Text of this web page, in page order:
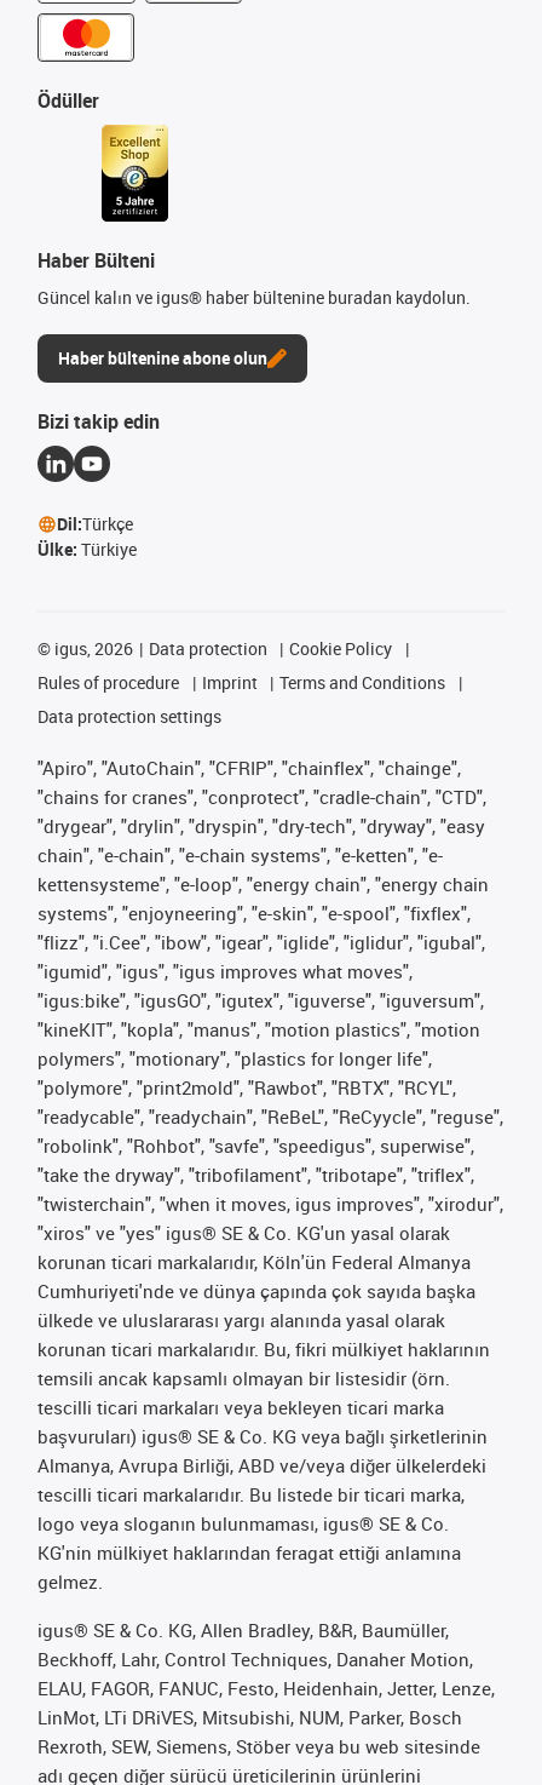
Ödüller
Haber Bülteni
Güncel kalın ve igus® haber bültenine buradan kaydolun.
Haber bültenine abone olun
Bizi takip edin
Dil:Türkçe
Ülke: Türkiye
© igus, 2026 Data protection
Cookie Policy
Rules of procedure
Imprint
Terms and Conditions
Data protection settings
"Apiro", "AutoChain", "CFRIP", "chainflex", "chainge",
"chains for cranes", "conprotect", "cradle-chain", "CTD",
"drygear", "drylin", "dryspin", "dry-tech", "dryway", "easy
chain", "e-chain", "e-chain systems", "e-ketten", "e-
kettensysteme", "e-loop", "energy chain", "energy chain
systems", "enjoyneering", "e-skin", "e-spool", "fixflex",
"flizz", "i.Cee", "ibow", "igear", "iglide", "iglidur", "igubal",
"igumid", "igus", "igus improves what moves",
"igus:bike", "igusGO", "igutex", "iguverse", "iguversum",
"kineKIT", "kopla", "manus", "motion plastics", "motion
polymers", "motionary", "plastics for longer life",
"polymore", "print2mold", "Rawbot", "RBTX", "RCYL",
"readycable", "readychain", "ReBeL", "ReCyycle", "reguse",
"robolink", "Rohbot", "savfe", "speedigus", superwise",
"take the dryway", "tribofilament", "tribotape", "triflex",
"twisterchain", "when it moves, igus improves", "xirodur",
"xiros" ve "yes" igus® SE & Co. KG'un yasal olarak
korunan ticari markalarıdır, Köln'ün Federal Almanya
Cumhuriyeti'nde ve dünya çapında çok sayıda başka
ülkede ve uluslararası yargı alanında yasal olarak
korunan ticari markalarıdır. Bu, fikri mülkiyet haklarının
temsili ancak kapsamlı olmayan bir listesidir (örn.
tescilli ticari markaları veya bekleyen ticari marka
başvuruları) igus® SE & Co. KG veya bağlı şirketlerinin
Almanya, Avrupa Birliği, ABD ve/veya diğer ülkelerdeki
tescilli ticari markalarıdır. Bu listede bir ticari marka,
logo veya sloganın bulunmaması, igus® SE & Co.
KG'nin mülkiyet haklarından feragat ettiği anlamına
gelmez.
igus® SE & Co. KG, Allen Bradley, B&R, Baumüller,
Beckhoff, Lahr, Control Techniques, Danaher Motion,
ELAU, FAGOR, FANUC, Festo, Heidenhain, Jetter, Lenze,
LinMot, LTi DRiVES, Mitsubishi, NUM, Parker, Bosch
Rexroth, SEW, Siemens, Stöber veya bu web sitesinde
adı geçen diğer sürücü üreticilerinin ürünlerini